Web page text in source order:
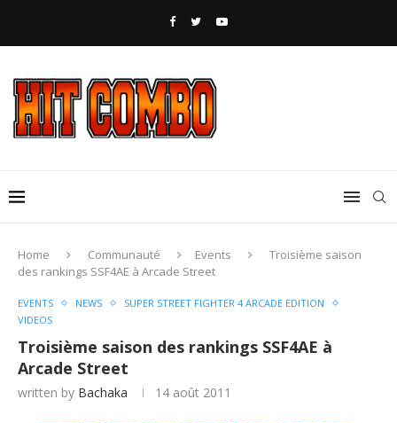
Home Communauté Events
Troisième saison
des rankings SSF4AE à Arcade Street
EVENTS NEWS
SUPER STREET FIGHTER 4 ARCADE EDITION
VIDEOS
Troisième saison des rankings SSF4AE à
Arcade Street
written by Bachaka 14 août 2011